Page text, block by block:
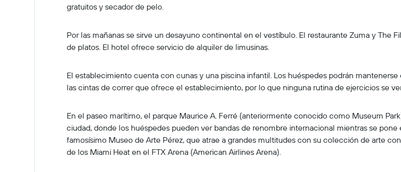
gratuitos y secador de pelo.
Por las mañanas se sirve un desayuno continental en el vestíbulo. El restaurante Zuma y The
de platos. El hotel ofrece servicio de alquiler de limusinas.
El establecimiento cuenta con cunas y una piscina infantil. Los huéspedes podrán
las cintas de correr que ofrece el establecimiento, por lo que ninguna rutina de ejercicios se
En el paseo marítimo, el parque Maurice A. Ferré (anteriormente conocido como Museum
ciudad, donde los huéspedes pueden ver bandas de renombre internacional mientras se
famosísimo Museo de Arte Pérez, que atrae a grandes multitudes con su colección de arte
de los Miami Heat en el FTX Arena (American Airlines Arena).